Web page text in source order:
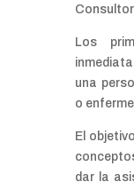
Los
una
o
El
dar la